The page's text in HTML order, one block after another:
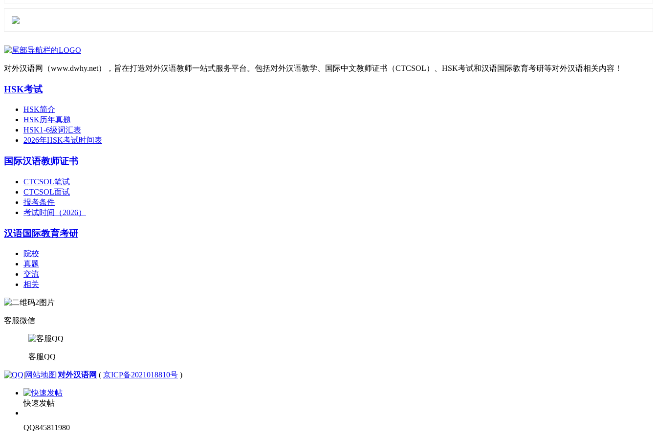
对外汉语网（www.dwhy.net），旨在打造对外汉语教师一站式服务平台。包括对外汉语教学、国际中文教师证书（CTCSOL）、HSK考试和汉语国际教育考研等对外汉语相关内容！
HSK考试
HSK简介
HSK历年真题
HSK1-6级词汇表
2026年HSK考试时间表
国际汉语教师证书
CTCSOL笔试
CTCSOL面试
报考条件
考试时间（2026）
汉语国际教育考研
院校
真题
交流
相关
客服微信
客服QQ
|网站地图|对外汉语网 ( 京ICP备2021018810号 )
快速发帖
QQ845811980